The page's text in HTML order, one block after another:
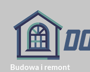
Budowa i remont